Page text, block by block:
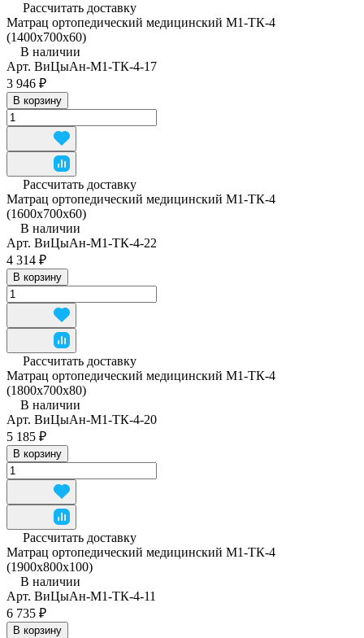
Рассчитать доставку
Матрац ортопедический медицинский М1-ТК-4
(1400x700x60)
В наличии
Арт. ВиЦыАн-М1-ТК-4-17
3 946 ₽
В корзину
Рассчитать доставку
Матрац ортопедический медицинский М1-ТК-4
(1600x700x60)
В наличии
Арт. ВиЦыАн-М1-ТК-4-22
4 314 ₽
В корзину
Рассчитать доставку
Матрац ортопедический медицинский М1-ТК-4
(1800x700x80)
В наличии
Арт. ВиЦыАн-М1-ТК-4-20
5 185 ₽
В корзину
Рассчитать доставку
Матрац ортопедический медицинский М1-ТК-4
(1900x800x100)
В наличии
Арт. ВиЦыАн-М1-ТК-4-11
6 735 ₽
В корзину